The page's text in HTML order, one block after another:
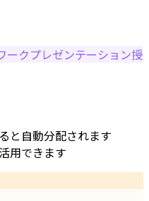
ークプレゼンテーション授
と自動分配されます
用できます